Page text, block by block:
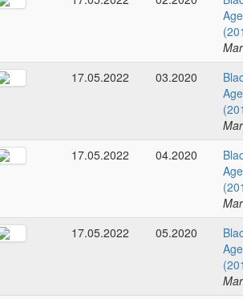
17.05.2022
03.2020
17.05.2022
04.2020
17.05.2022
05.2020